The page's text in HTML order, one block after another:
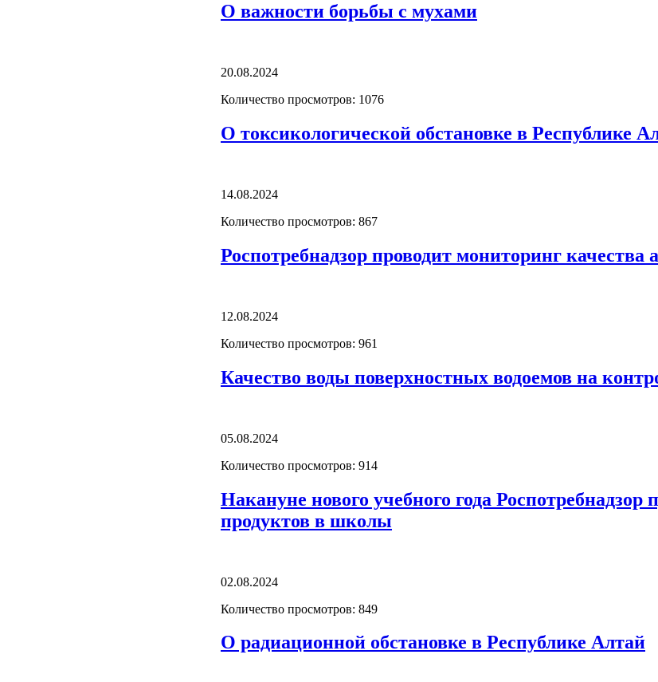
О важности борьбы с мухами
20.08.2024
Количество просмотров: 1076
О токсикологической обстановке в Республике
14.08.2024
Количество просмотров: 867
Роспотребнадзор проводит мониторинг
12.08.2024
Количество просмотров: 961
Качество воды поверхностных водоемов на
05.08.2024
Количество просмотров: 914
Накануне нового учебного года
продуктов в школы
02.08.2024
Количество просмотров: 849
О радиационной обстановке в Республике Алтай